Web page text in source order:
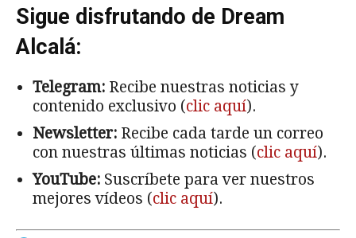
Sigue disfrutando de Dream
Alcalá:
Telegram: Recibe nuestras noticias y
contenido exclusivo (clic aquí).
Newsletter: Recibe cada tarde un correo
con nuestras últimas noticias (clic aquí).
YouTube: Suscríbete para ver nuestros
mejores vídeos (clic aquí).